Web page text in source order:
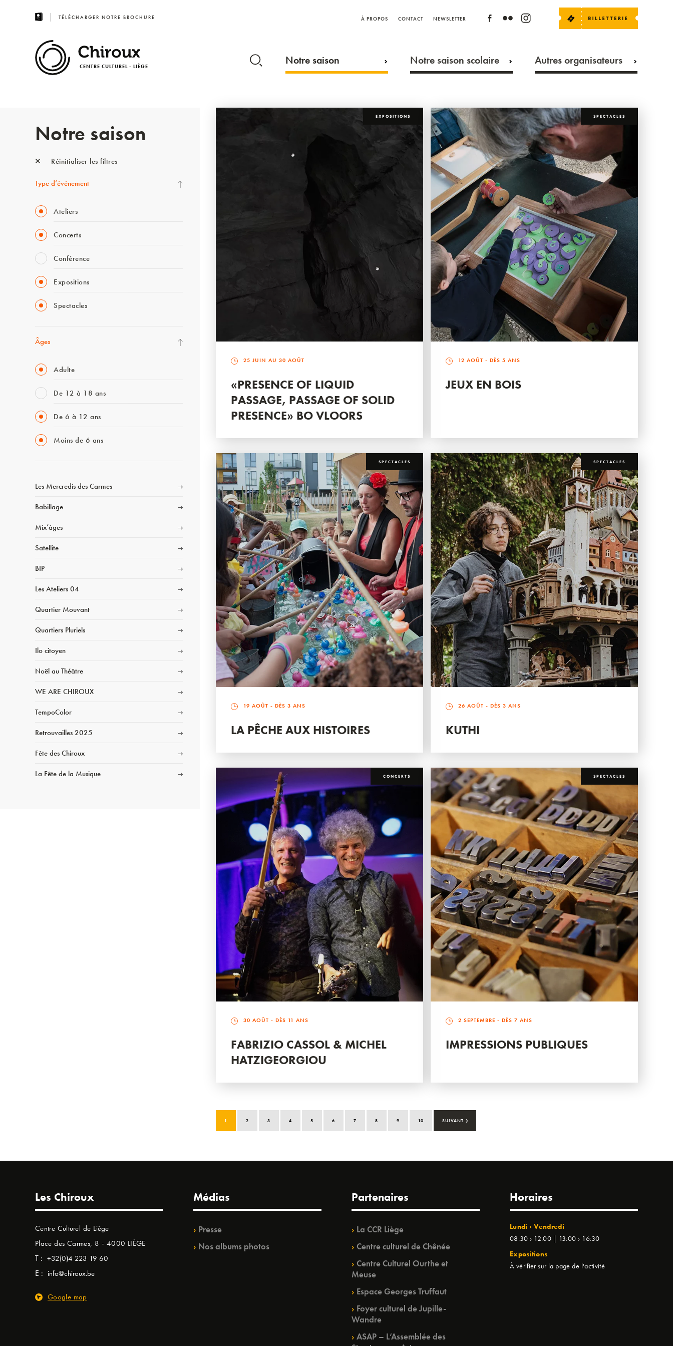
TÉLÉCHARGER NOTRE BROCHURE À PROPOS CONTACT NEWSLETTER
CENTRE CULTUREL - LIÈGE Notre saison Notre saison scolaire Autres organisateurs
Notre saison
Réinitialiser les filtres
Type d’événement
Ateliers
Concerts
Conférence
Expositions
Spectacles
Âges
Adulte
De 12 à 18 ans
De 6 à 12 ans
Moins de 6 ans
Les Mercredis des Carmes
Babillage
Mix’âges
Satellite
BIP
Les Ateliers 04
Quartier Mouvant
Quartiers Pluriels
Ilo citoyen
Noël au Théâtre
WE ARE CHIROUX
TempoColor
Retrouvailles 2025
Fête des Chiroux
La Fête de la Musique
EXPOSITIONS
25 JUIN AU 30 AOÛT
«PRESENCE OF LIQUID
PASSAGE, PASSAGE OF SOLID
PRESENCE» BO VLOORS
SPECTACLES
12 AOÛT - DÈS 5 ANS
JEUX EN BOIS
SPECTACLES
19 AOÛT - DÈS 3 ANS
LA PÊCHE AUX HISTOIRES
SPECTACLES
26 AOÛT - DÈS 3 ANS
KUTHI
CONCERTS
30 AOÛT - DÈS 11 ANS
FABRIZIO CASSOL & MICHEL
HATZIGEORGIOU
SPECTACLES
2 SEPTEMBRE - DÈS 7 ANS
IMPRESSIONS PUBLIQUES
1 2 3 4 5 6 7 8 9 10 SUIVANT ›
Les Chiroux
Centre Culturel de Liège
Place des Carmes, 8 - 4000 LIÈGE
T : +32(0)4 223 19 60
E : info@chiroux.be
Google map
Médias
Presse
Nos albums photos
Partenaires
La CCR Liège
Centre culturel de Chênée
Centre Culturel Ourthe et
Meuse
Espace Georges Truffaut
Foyer culturel de Jupille-
Wandre
ASAP – L’Assemblée des
Horaires
Lundi › Vendredi
08:30 › 12:00 | 13:00 › 16:30
Expositions
À vérifier sur la page de l'activité